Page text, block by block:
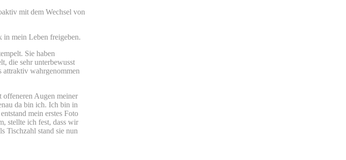
mit dem Wechsel von
in mein Leben freigeben.
Sie haben
die sehr unterbewusst
attraktiv wahrgenommen
offeneren Augen meiner
da bin ich. Ich bin in
mein erstes Foto
stellte ich fest, dass wir
Tischzahl stand sie nun